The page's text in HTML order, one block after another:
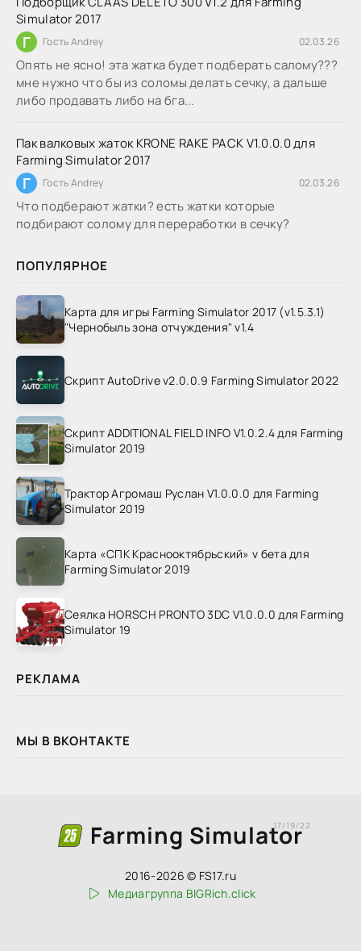
Simulator 2017
Г Гость Andrey 02.03.26
Опять не ясно! эта жатка будет подберать салому???
мне нужно что бы из соломы делать сечку, а дальше
либо продавать либо на бга...
Пак валковых жаток KRONE RAKE PACK V1.0.0.0 для
Farming Simulator 2017
Г Гость Andrey 02.03.26
Что подберают жатки? есть жатки которые
подбирают солому для переработки в сечку?
ПОПУЛЯРНОЕ
Карта для игры Farming Simulator 2017 (v1.5.3.1)
"Чернобыль зона отчуждения" v1.4
Скрипт AutoDrive v2.0.0.9 Farming Simulator 2022
Скрипт ADDITIONAL FIELD INFO V1.0.2.4 для Farming
Simulator 2019
Трактор Агромаш Руслан V1.0.0.0 для Farming
Simulator 2019
Карта «СПК Краснооктябрьский» v бета для
Farming Simulator 2019
Сеялка HORSCH PRONTO 3DC V1.0.0.0 для Farming
Simulator 19
РЕКЛАМА
МЫ В ВКОНТАКТЕ
Farming Simulator
17/19/22
2016-2026 © FS17.ru
Медиагруппа BIGRich.click